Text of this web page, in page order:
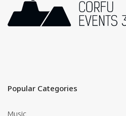
Popular Categories
Music